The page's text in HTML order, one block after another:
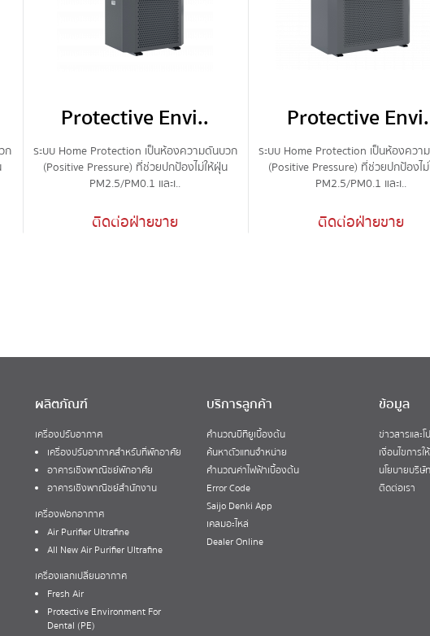
ก
Protective Envi..
ระบบ Home Protection เป็นห้องความดันบวก
(Positive Pressure) ที่ช่วยปกป้องไม่ให้ฝุ่น
PM2.5/PM0.1 และเ..
ติดต่อฝ่ายขาย
Protective
ระบบ Home Protection เป็นห้องควา
(Positive Pressure) ที่ช่วยปกป้องไ
PM2.5/PM0.1 และเ..
ติดต่อฝ่ายขาย
ผลิตภัณฑ์
เครื่องปรับอากาศ
เครื่องปรับอากาศสำหรับที่พักอาศัย
อาคารเชิงพาณิชย์พักอาศัย
อาคารเชิงพาณิชย์สำนักงาน
เครื่องฟอกอากาศ
Air Purifier Ultrafine
All New Air Purifier Ultrafine
เครื่องแลกเปลี่ยนอากาศ
Fresh Air
Protective Environment For
Dental (PE)
บริการลูกค้า
คำนวณบีทียูเบื้องต้น
ค้นหาตัวแทนจำหน่าย
คำนวณค่าไฟฟ้าเบื้องต้น
Error Code
Saijo Denki App
เคลมอะไหล่
Dealer Online
ข้อมูล
ข่าวสารและโ
เงื่อนไขการ
นโยบายบริษัท
ติดต่อเรา